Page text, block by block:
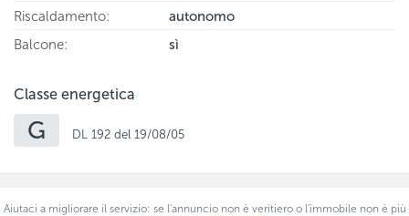
Riscaldamento:
autonomo
Balcone: sì
Classe energetica
G DL 192 del 19/08/05
Aiutaci a migliorare il servizio: se l'annuncio non è veritiero o l'immobile non è più